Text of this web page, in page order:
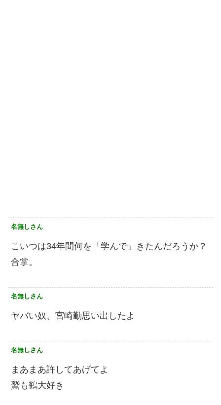
名無しさん
こいつは34年間何を「学んで」きたんだろうか？
合掌。
名無しさん
ヤバい奴、宮崎勤思い出したよ
名無しさん
まあまあ許してあげてよ
鷲も鶴大好き